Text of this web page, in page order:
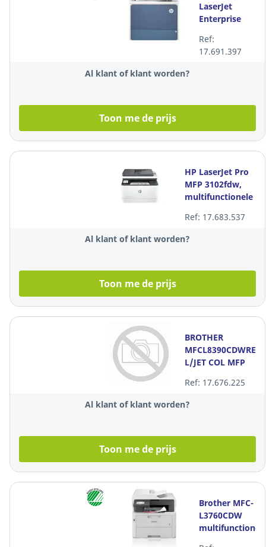
LaserJet
Enterprise
Printer
Ref:
17.691.397
Al klant of klant worden?
Toon me de prijs
HP LaserJet Pro
MFP 3102fdw,
multifunctionele
duplex, wifi
Ref: 17.683.537
Al klant of klant worden?
Toon me de prijs
BROTHER
MFCL8390CDWRE1
L/JET COL MFP
Ref: 17.676.225
Al klant of klant worden?
Toon me de prijs
Brother MFC-
L3760CDW